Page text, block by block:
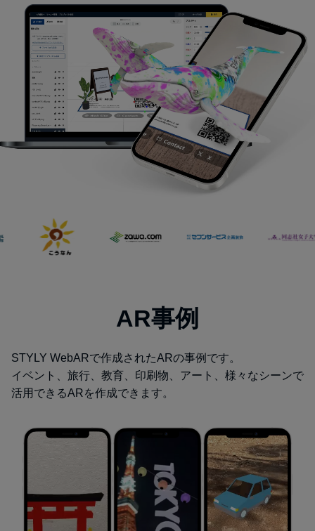
AR事例
STYLY WebARで作成されたARの事例です。
イベント、旅行、教育、印刷物、アート、様々なシーンで
活用できるARを作成できます。